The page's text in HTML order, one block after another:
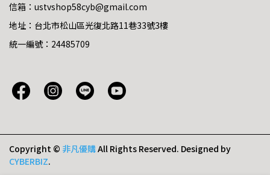
信箱：ustvshop58cyb@gmail.com
地址：台北市松山區光復北路11巷33號3樓
統一編號：24485709
Copyright © 非凡優購All Rights Reserved. Designed by
CYBERBIZ.